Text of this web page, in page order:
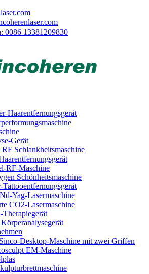
0086 13381209830
Haarentfernungsgerät
Gerät
Schlankheitsmaschine
RF-Maschine
Schönheitsmaschine
Tattooentfernungsgerät
Yag-Lasermaschine
CO2-Lasermaschine
Desktop-Maschine mit zwei Griffen
EM-Maschine